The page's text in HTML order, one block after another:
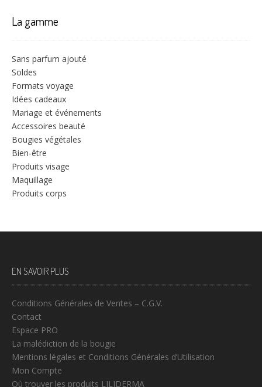
La gamme
Sans parfum ajouté
Soldes
Formats voyage
Idées cadeaux
Mariage et événements
Accessoires beauté
Bougies végétales
Bien-être
Produits visage
Maquillage
Produits corps
EN SAVOIR PLUS
Conditions Générales de Ventes – C.G.V.
Contact
Espace PRO
La malédiction de la bougie
Mentions légales et Conditions Générales d’Utilisation
Mon Compte
Où trouver les produits LILIDERMA